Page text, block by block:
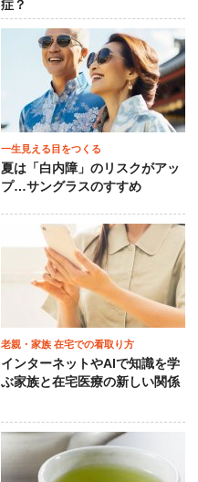
症？
一生見える目をつくる
夏は「白内障」のリスクがアッ
プ…サングラスのすすめ
老親・家族 在宅での看取り方
インターネットやAIで知識を学
ぶ家族と在宅医療の新しい関係